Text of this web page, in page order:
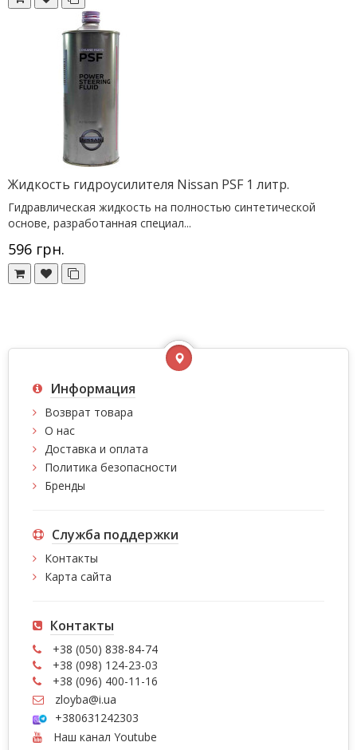
Жидкость гидроусилителя Nissan PSF 1 литр.
Гидравлическая жидкость на полностью синтетической
основе, разработанная специал...
596 грн.
Информация
Возврат товара
О нас
Доставка и оплата
Политика безопасности
Бренды
Служба поддержки
Контакты
Карта сайта
Контакты
+38 (050) 838-84-74
+38 (098) 124-23-03
+38 (096) 400-11-16
zloyba@i.ua
+380631242303
Наш канал Youtube